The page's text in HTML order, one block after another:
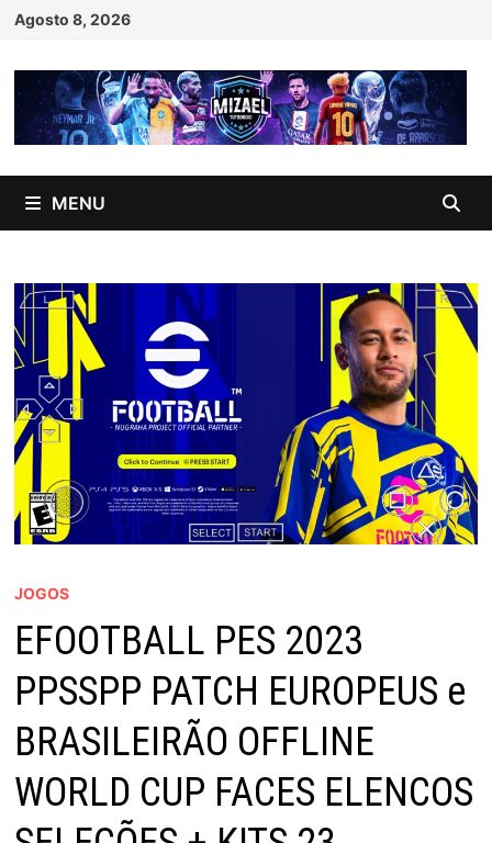
Skip
content
Agosto 8, 2026
MENU
JOGOS
EFOOTBALL PES 2023
PPSSPP PATCH EUROPEUS e
BRASILEIRÃO OFFLINE
WORLD CUP FACES ELENCOS